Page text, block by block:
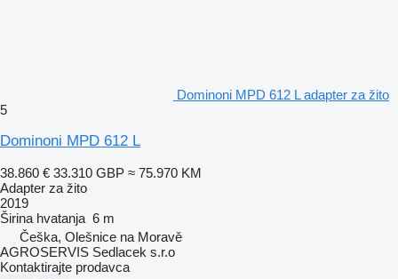
Dominoni MPD 612 L adapter za žito
5
Dominoni MPD 612 L
38.860 € 33.310 GBP ≈ 75.970 KM
Adapter za žito
2019
Širina hvatanja 6 m
Češka, Olešnice na Moravě
AGROSERVIS Sedlacek s.r.o
Kontaktirajte prodavca